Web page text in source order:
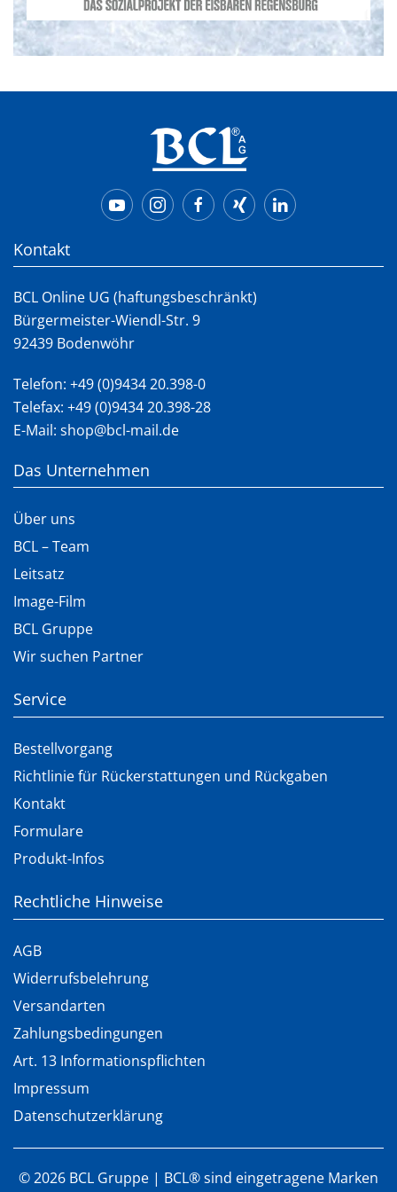
Kontakt
BCL Online UG (haftungsbeschränkt)
Bürgermeister-Wiendl-Str. 9
92439 Bodenwöhr
Telefon: +49 (0)9434 20.398-0
Telefax: +49 (0)9434 20.398-28
E-Mail: shop@bcl-mail.de
Das Unternehmen
Über uns
BCL – Team
Leitsatz
Image-Film
BCL Gruppe
Wir suchen Partner
Service
Bestellvorgang
Richtlinie für Rückerstattungen und Rückgaben
Kontakt
Formulare
Produkt-Infos
Rechtliche Hinweise
AGB
Widerrufsbelehrung
Versandarten
Zahlungsbedingungen
Art. 13 Informationspflichten
Impressum
Datenschutzerklärung
©2026 BCL Gruppe | BCL® sind eingetragene Marken